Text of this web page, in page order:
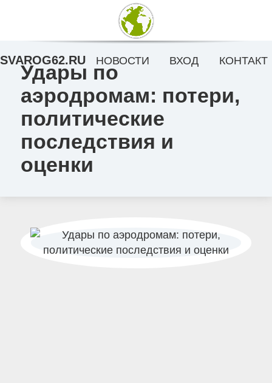
Удары по
аэродромам: потери,
политические
последствия и
оценки
SVAROG62.RU НОВОСТИ ВХОД КОНТАКТ